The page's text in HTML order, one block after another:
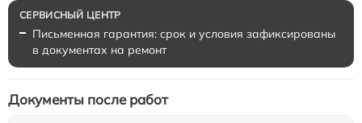
Письменная гарантия: срок и условия зафиксированы
в документах на ремонт
Документы после работ